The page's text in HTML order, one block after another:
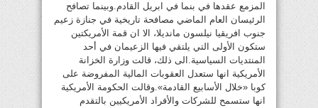
المزمع عقدها في بنما في ابريل القادم.وبينما تصافح
الرئيسان العام الماضي مصافحة تاريخية في جنازة زعيم
جنوب افريقيا نيلسون مانديلا، الا ان قمة الأمريكتين
ستكون الأولى التي يلتقي فيها الزعيمان في أحد
المنتديات السياسية.الى ذلك، قالت وزارة الخزانة
الأمريكية انها ستعدل العقوبات المالية المفروضة على
كوبا «خلال الأسابيع القادمة».وقالت الحكومة الأمريكية
انها ستسمح للشركات والأفراد الأمريكيين بالتقدم